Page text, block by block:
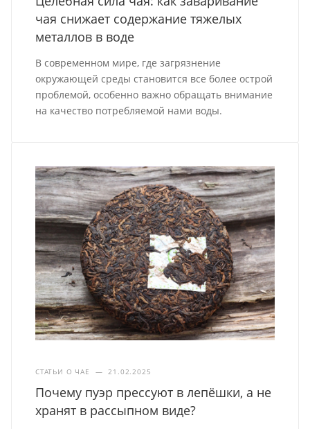
чая снижает содержание тяжелых
металлов в воде
В современном мире, где загрязнение
окружающей среды становится все более острой
проблемой, особенно важно обращать внимание
на качество потребляемой нами воды.
СТАТЬИ О ЧАЕ — 21.02.2025
Почему пуэр прессуют в лепёшки, а не
хранят в рассыпном виде?